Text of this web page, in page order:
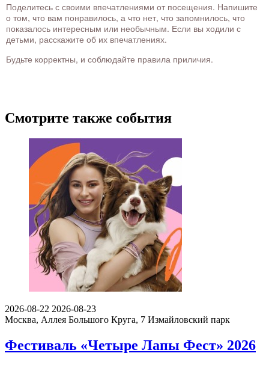
Поделитесь с своими впечатлениями от посещения. Напишите
о том, что вам понравилось, а что нет, что запомнилось, что
показалось интересным или необычным. Если вы ходили с
детьми, расскажите об их впечатлениях.
Будьте корректны, и соблюдайте правила приличия.
Смотрите также события
2026-08-22 2026-08-23
Москва, Аллея Большого Круга, 7 Измайловский парк
Фестиваль «Четыре Лапы Фест» 2026